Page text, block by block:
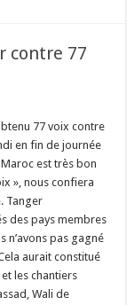
contre 77
77 voix contre
en fin de journée
Maroc est très bon
», nous confiera
Tanger
des pays membres
n’avons pas gagné
aurait constitué
les chantiers
Wali de